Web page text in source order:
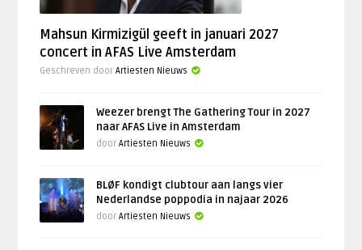
Mahsun Kirmizigül geeft in januari 2027
concert in AFAS Live Amsterdam
Geschreven doorArtiesten Nieuws
Weezer brengt The Gathering Tour in 2027
naar AFAS Live in Amsterdam
doorArtiesten Nieuws
BLØF kondigt clubtour aan langs vier
Nederlandse poppodia in najaar 2026
doorArtiesten Nieuws